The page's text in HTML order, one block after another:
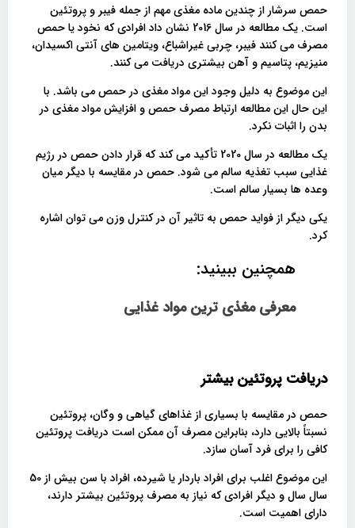
حمص سرشار از چندین ماده مغذی مهم از جمله فیبر و پروتئین
است. یک مطالعه در سال 2016 نشان داد افرادی که نخود یا حمص
مصرف می کنند فیبر، چربی غیراشباع، ویتامین های آنتی اکسیدان،
منیزیم، پتاسیم و آهن بیشتری دریافت می کنند.
این موضوع به دلیل وجود این مواد مغذی در حمص می باشد. با
این حال این مطالعه ارتباط مصرف حمص و افزایش مواد مغذی در
بدن را اثبات نکرد.
یک مطالعه در سال 2020 تأکید می کند که قرار دادن حمص در رژیم
غذایی سبب تغذیه سالم می شود. حمص در مقایسه با دیگر میان
وعده ها بسیار سالم است.
یکی دیگر از فواید حمص به تاثیر آن در کنترل وزن می توان اشاره
کرد.
همچنین ببینید:
معرفی مغذی ترین مواد غذایی
دریافت پروتئین بیشتر
حمص در مقایسه با بسیاری از غذاهای گیاهی و وگان، پروتئین
نسبتاً بالایی دارد، بنابراین مصرف آن ممکن است دریافت پروتئین
کافی را برای فرد آسان سازد.
این موضوع اغلب برای افراد باردار یا شیرده، افراد با سن بیش از 50
سال سال و دیگر افرادی که نیاز به مصرف پروتئین بیشتر دارند،
دارای اهمیت است.